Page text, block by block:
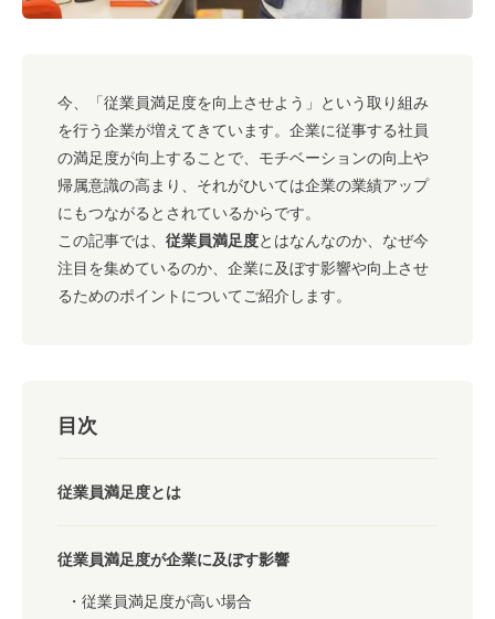
今、「従業員満足度を向上させよう」という取り組み
を行う企業が増えてきています。企業に従事する社員
の満足度が向上することで、モチベーションの向上や
帰属意識の高まり、それがひいては企業の業績アップ
にもつながるとされているからです。
この記事では、 従業員満足度とはなんなのか、なぜ今
注目を集めているのか、企業に及ぼす影響や向上させ
るためのポイントについてご紹介します。
目次
従業員満足度とは
従業員満足度が企業に及ぼす影響
従業員満足度が高い場合